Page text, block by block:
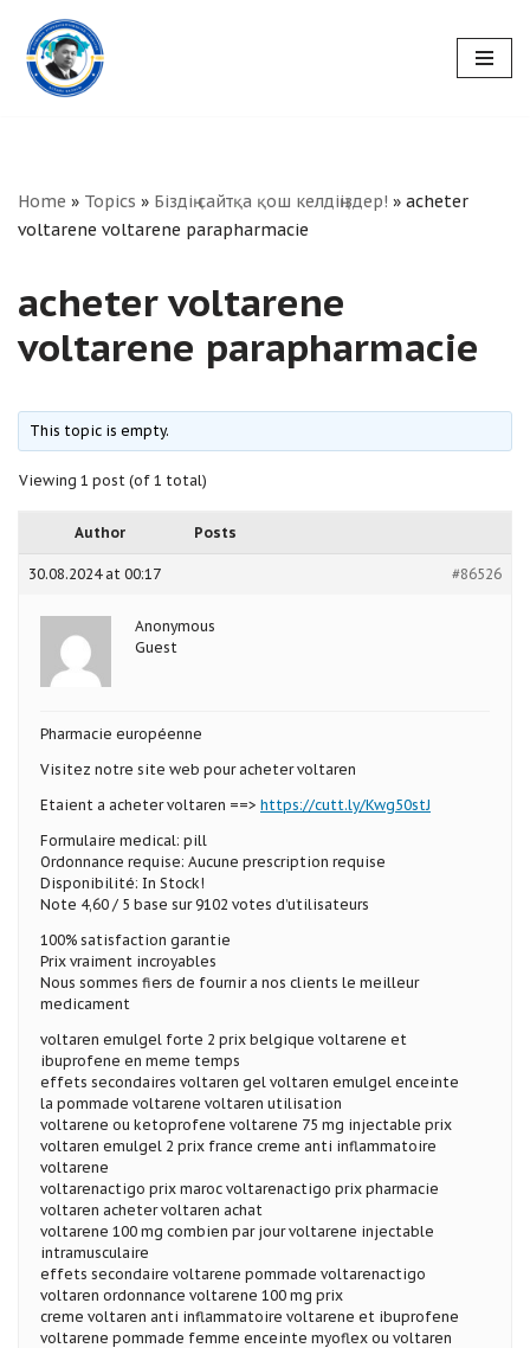
Skip
to
Home » Topics » Біздің сайтқа қош келдіңіздер! » acheter
voltarene voltarene parapharmacie
acheter voltarene
voltarene parapharmacie
This topic is empty.
Viewing 1 post (of 1 total)
Author Posts
30.08.2024 at 00:17 #86526
Anonymous
Guest
Pharmacie européenne
Visitez notre site web pour acheter voltaren
Etaient a acheter voltaren ==> https://cutt.ly/Kwg50stJ
Formulaire medical: pill
Ordonnance requise: Aucune prescription requise
Disponibilité: In Stock!
Note 4,60 / 5 base sur 9102 votes d’utilisateurs
100% satisfaction garantie
Prix vraiment incroyables
Nous sommes fiers de fournir a nos clients le meilleur
medicament
voltaren emulgel forte 2 prix belgique voltarene et
ibuprofene en meme temps
effets secondaires voltaren gel voltaren emulgel enceinte
la pommade voltarene voltaren utilisation
voltarene ou ketoprofene voltarene 75 mg injectable prix
voltaren emulgel 2 prix france creme anti inflammatoire
voltarene
voltarenactigo prix maroc voltarenactigo prix pharmacie
voltaren acheter voltaren achat
voltarene 100 mg combien par jour voltarene injectable
intramusculaire
effets secondaire voltarene pommade voltarenactigo
voltaren ordonnance voltarene 100 mg prix
creme voltaren anti inflammatoire voltarene et ibuprofene
voltarene pommade femme enceinte myoflex ou voltaren